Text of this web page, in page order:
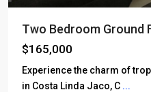
Two Bedroom Ground
$165,000
Experience the charm of
in Costa Linda Jaco, C ...